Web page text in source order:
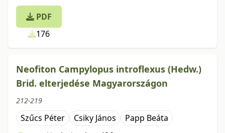
PDF
176
Neofiton Campylopus introflexus (Hedw.)
Brid. elterjedése Magyarországon
212-219
Szűcs Péter Csiky János Papp Beáta